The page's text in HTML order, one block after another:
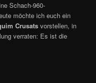
Schach-960-
möchte ich euch ein
Crusats vorstellen, in
verraten: Es ist die